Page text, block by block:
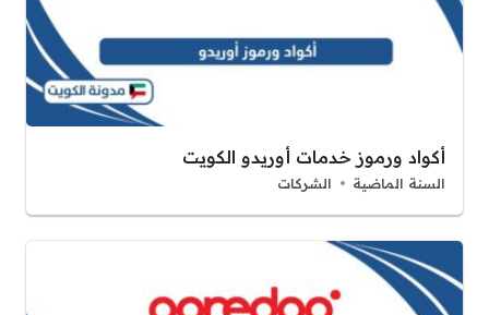
أكواد ورموز خدمات أوريدو الكويت
السنة الماضية الشركات